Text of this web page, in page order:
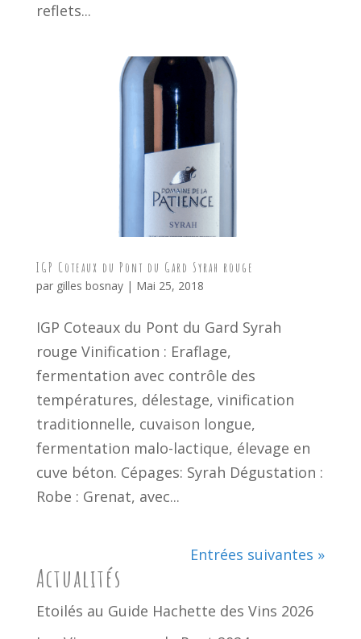
reflets...
IGP Coteaux du Pont du Gard Syrah rouge
par gilles bosnay| Mai 25, 2018
IGP Coteaux du Pont du Gard Syrah
rouge Vinification : Eraflage,
fermentation avec contrôle des
températures, délestage, vinification
traditionnelle, cuvaison longue,
fermentation malo-lactique, élevage en
cuve béton. Cépages: Syrah Dégustation :
Robe : Grenat, avec...
Entrées suivantes »
Actualités
Etoilés au Guide Hachette des Vins 2026